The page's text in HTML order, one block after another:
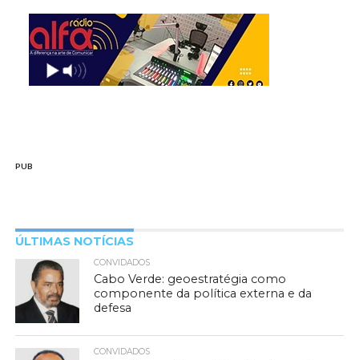
PUB
ÚLTIMAS NOTÍCIAS
CONVIDADOS
Cabo Verde: geoestratégia como
componente da política externa e da
defesa
CONVIDADOS